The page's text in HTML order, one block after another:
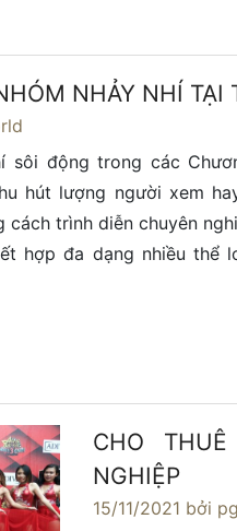
NHẢY NHÍ TẠI
sôi động trong các
hút lượng người xem
cách trình diễn chuyên
hợp đa dạng nhiều thể
CHO
NGHIỆP
15/11/2021 bởi